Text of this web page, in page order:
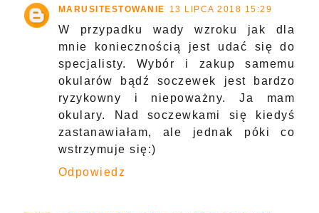
MARUSITESTOWANIE 13 LIPCA 2018 15:29
W przypadku wady wzroku jak dla
mnie koniecznością jest udać się do
specjalisty. Wybór i zakup samemu
okularów bądź soczewek jest bardzo
ryzykowny i niepoważny. Ja mam
okulary. Nad soczewkami się kiedyś
zastanawiałam, ale jednak póki co
wstrzymuje się:)
Odpowiedz